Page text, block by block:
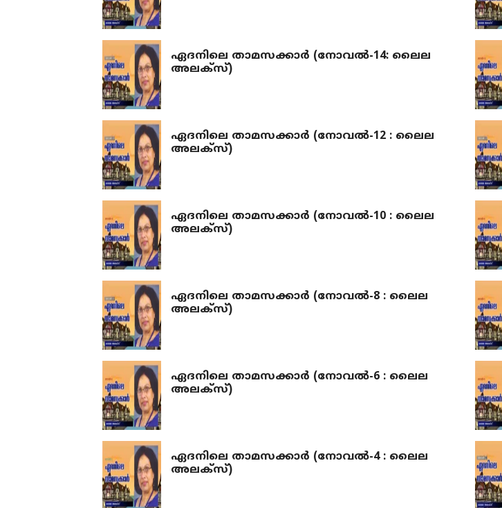
ഏദനിലെ താമസക്കാർ (നോവല്‍-14: ലൈല
അലക്‌സ്)
ഏദനിലെ താമസക്കാർ (നോവല്‍-12 : ലൈല
അലക്‌സ്)
ഏദനിലെ താമസക്കാർ (നോവല്‍-10 : ലൈല
അലക്‌സ്)
ഏദനിലെ താമസക്കാർ (നോവല്‍-8 : ലൈല
അലക്‌സ്)
ഏദനിലെ താമസക്കാർ (നോവല്‍-6 : ലൈല
അലക്‌സ്)
ഏദനിലെ താമസക്കാർ (നോവല്‍-4 : ലൈല
അലക്‌സ്)